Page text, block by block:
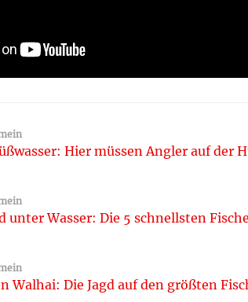
Hier müssen Angler auf der
unter Wasser: Die 5 schnellsten
Walhai: Die Jagd auf den größten